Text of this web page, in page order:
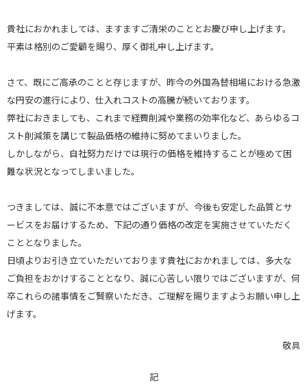
貴社におかれましては、ますますご清栄のこととお慶び申し上げます。
平素は格別のご愛顧を賜り、厚く御礼申し上げます。
さて、既にご高承のことと存じますが、昨今の外国為替相場における急激
な円安の進行により、仕入れコストの高騰が続いております。
弊社におきましても、これまで経費削減や業務の効率化など、あらゆるコ
スト削減策を講じて製品価格の維持に努めてまいりました。
しかしながら、自社努力だけでは現行の価格を維持することが極めて困
難な状況となってしまいました。
つきましては、誠に不本意ではございますが、今後も安定した品質とサ
ービスをお届けするため、下記の通り価格の改定を実施させていただく
こととなりました。
日頃よりお引き立ていただいております貴社におかれましては、多大な
ご負担をおかけすることとなり、誠に心苦しい限りではございますが、何
卒これらの諸事情をご賢察いただき、ご理解を賜りますようお願い申し上
げます。
敬具
記